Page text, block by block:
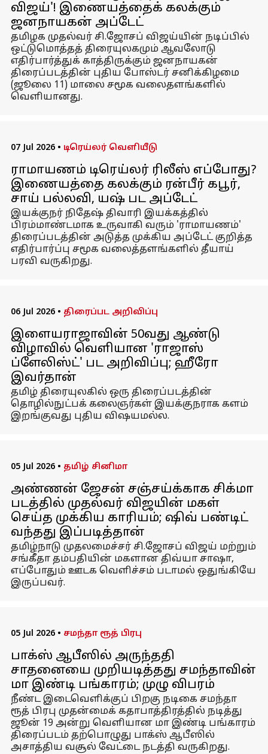
விஜய்'! இணையத்தைக் கலக்கும்
ஜனநாயகன் அப்டேட்
தமிழக முதல்வர் சி.ஜோசப் விஜய்யின் நடிப்பில்
ஒட்டுமொத்தத் திரையுலகமும் ஆவலோடு
எதிர்பார்த்துக் காத்திருக்கும் ஜனநாயகன்
திரைப்படத்தின் புதிய போஸ்டர் சனிக்கிழமை
(ஜூலை 11) மாலை சமூக வலைதளங்களில்
வெளியானது.
07 Jul 2026 • டிரெய்லர் வெளியீடு
ராமாயணம் டிரெய்லர் ரிலீஸ் எப்போது?
இணையத்தை கலக்கும் ரன்பீர் கபூர்,
சாய் பல்லவி, யஷ் பட அப்டேட்
இயக்குநர் நிதேஷ் திவாரி இயக்கத்தில்
பிரம்மாண்டமாக உருவாகி வரும் 'ராமாயணம்'
திரைப்படத்தின் அடுத்த முக்கிய அப்டேட் குறித்த
எதிர்பார்ப்பு சமூக வலைத்தளங்களில் தீயாய்
பரவி வருகிறது.
06 Jul 2026 • திரைப்பட அறிவிப்பு
இளையராஜாவின் 50வது ஆண்டு
விழாவில் வெளியான 'ராஜாஸ்
ப்ளேலிஸ்ட்' பட அறிவிப்பு; ஹீரோ
இவர்தான்
தமிழ் திரையுலகில் ஒரு திரைப்படத்தின்
தொழில்நுட்பக் கலைஞர்கள் இயக்குநராக களம்
இறங்குவது புதிய விஷயமல்ல.
05 Jul 2026 • தமிழ் சினிமா
அண்ணன் ஜேசன் சஞ்சய்க்காக சிக்மா
படத்தில் முதல்வர் விஜயின் மகள்
செய்த முக்கிய காரியம்; ஷிவ் பண்டிட்
வந்தது இப்படித்தான்
தமிழ்நாடு முதலமைச்சர் சி.ஜோசப் விஜய் மற்றும்
சங்கீதா தம்பதியின் மகளான திவ்யா சாஷா,
எப்போதும் ஊடக வெளிச்சம் படாமல் ஒதுங்கியே
இருப்பவர்.
05 Jul 2026 • சமந்தா ரூத் பிரபு
பாக்ஸ் ஆபீஸில் அருந்ததி
சாதனையை முறியடித்தது சமந்தாவின்
மா இண்டி பங்காரம்; முழு விபரம்
நீண்ட இடைவெளிக்குப் பிறகு நடிகை சமந்தா
ரூத் பிரபு முதன்மைக் கதாபாத்திரத்தில் நடித்து
ஜூன் 19 அன்று வெளியான மா இண்டி பங்காரம்
திரைப்படம் தற்பொழுது பாக்ஸ் ஆபீஸில்
அசாத்திய வசூல் வேட்டை நடத்தி வருகிறது.